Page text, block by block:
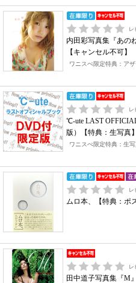
レ
内田彩写真集『あの
【キャンセル不可】
ワニスぺ限定特典：ア
レ
℃-ute LAST
版）【特典：生写真
ワニスぺ限定特典：生
レ
ムロ本、【特典：ポ
レ
田中道子写真集『M